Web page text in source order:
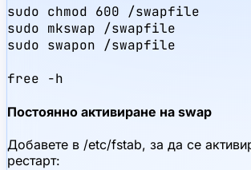
sudo chmod 600 /swapfile
sudo mkswap /swapfile
sudo swapon /swapfile
free -h
Постоянно активиране на swap
Добавете в /etc/fstab, за да се
рестарт: